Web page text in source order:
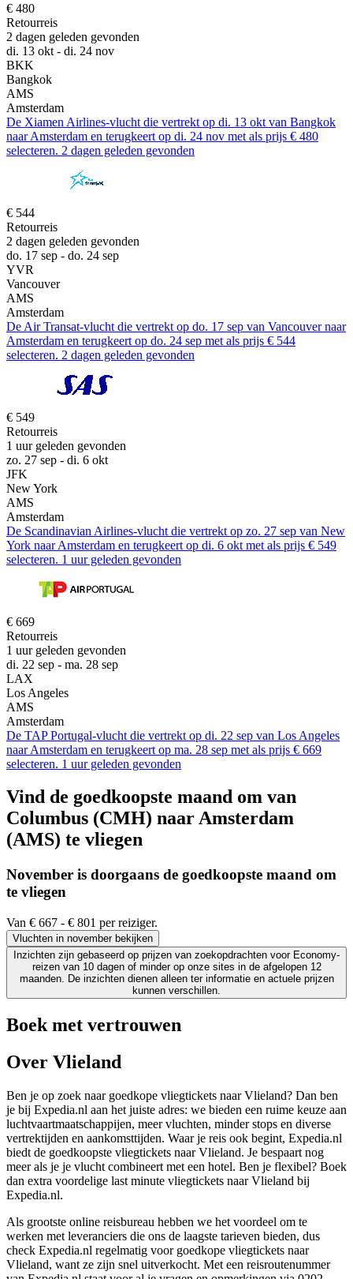
€ 480
Retourreis
2 dagen geleden gevonden
di. 13 okt - di. 24 nov
BKK
Bangkok
AMS
Amsterdam
De Xiamen Airlines-vlucht die vertrekt op di. 13 okt van Bangkok
naar Amsterdam en terugkeert op di. 24 nov met als prijs € 480
selecteren. 2 dagen geleden gevonden
€ 544
Retourreis
2 dagen geleden gevonden
do. 17 sep - do. 24 sep
YVR
Vancouver
AMS
Amsterdam
De Air Transat-vlucht die vertrekt op do. 17 sep van Vancouver naar
Amsterdam en terugkeert op do. 24 sep met als prijs € 544
selecteren. 2 dagen geleden gevonden
€ 549
Retourreis
1 uur geleden gevonden
zo. 27 sep - di. 6 okt
JFK
New York
AMS
Amsterdam
De Scandinavian Airlines-vlucht die vertrekt op zo. 27 sep van New
York naar Amsterdam en terugkeert op di. 6 okt met als prijs € 549
selecteren. 1 uur geleden gevonden
€ 669
Retourreis
1 uur geleden gevonden
di. 22 sep - ma. 28 sep
LAX
Los Angeles
AMS
Amsterdam
De TAP Portugal-vlucht die vertrekt op di. 22 sep van Los Angeles
naar Amsterdam en terugkeert op ma. 28 sep met als prijs € 669
selecteren. 1 uur geleden gevonden
Vind de goedkoopste maand om van
Columbus (CMH) naar Amsterdam
(AMS) te vliegen
November is doorgaans de goedkoopste maand om
te vliegen
Van € 667 - € 801 per reiziger.
Vluchten in november bekijken
Inzichten zijn gebaseerd op prijzen van zoekopdrachten voor Economy-
reizen van 10 dagen of minder op onze sites in de afgelopen 12
maanden. De inzichten dienen alleen ter informatie en actuele prijzen
kunnen verschillen.
Boek met vertrouwen
Over Vlieland
Ben je op zoek naar goedkope vliegtickets naar Vlieland? Dan ben
je bij Expedia.nl aan het juiste adres: we bieden een ruime keuze aan
luchtvaartmaatschappijen, meer vluchten, minder stops en diverse
vertrektijden en aankomsttijden. Waar je reis ook begint, Expedia.nl
biedt de goedkoopste vliegtickets naar Vlieland. Je bespaart nog
meer als je je vlucht combineert met een hotel. Ben je flexibel? Boek
dan extra voordelige last minute vliegtickets naar Vlieland bij
Expedia.nl.
Als grootste online reisbureau hebben we het voordeel om te
werken met leveranciers die ons de laagste tarieven bieden, dus
check Expedia.nl regelmatig voor goedkope vliegtickets naar
Vlieland, want ze zijn snel uitverkocht. Met een reisroutenummer